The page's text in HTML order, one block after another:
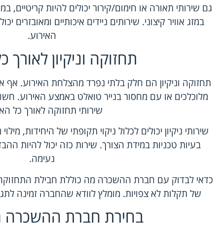
גם שירותי תאורה או חימום/קירור יכולים להיות קריטיים,
במזג אוויר קיצוני. שירותים ניידים איכותיים
האירוע.
תחזוקה וניקיון לאורך
תחזוקה וניקיון הם חלק בלתי נפרד מהצלחת האירוע.
מלוכלכים או עם מחסור בנייר טואלט באמצע האירוע.
שירותי תחזוקה לאורך כל
שירותי ניקיון יכולים לכלול ניקוי תקופתי של היחידות,
בעיות טכניות במידת הצורך. שירות כזה יכול להיות
נעימה.
כדאי לבדוק עם חברת ההשכרה מה כוללת חבילת
של תקלות לא צפויות. מומלץ לוודא שהחברה זמינה
בחירת חברת ההשכרה